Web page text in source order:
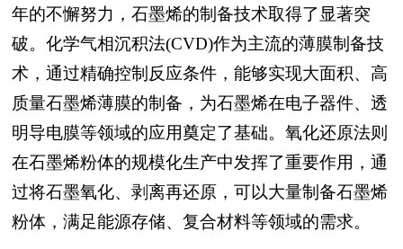
年的不懈努力，石墨烯的制备技术取得了显著突
破。化学气相沉积法(CVD)作为主流的薄膜制备技
术，通过精确控制反应条件，能够实现大面积、高
质量石墨烯薄膜的制备，为石墨烯在电子器件、透
明导电膜等领域的应用奠定了基础。氧化还原法则
在石墨烯粉体的规模化生产中发挥了重要作用，通
过将石墨氧化、剥离再还原，可以大量制备石墨烯
粉体，满足能源存储、复合材料等领域的需求。